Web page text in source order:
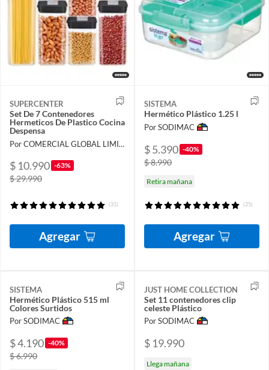
SUPERCENTER
Set De 7 Contenedores
Hermeticos De Plastico Cocina
Despensa
Por COMERCIAL GLOBAL LIMITADA
$ 10.990 -63%
$ 29.990
(31)
Agregar
SISTEMA
Hermético Plástico 1.25 l
Por SODIMAC
$ 5.390 -40%
$ 8.990
Retira mañana
(25)
Agregar
SISTEMA
Hermético Plástico 515 ml
Colores Surtidos
Por SODIMAC
$ 4.190 -40%
$ 6.990
JUST HOME COLLECTION
Set 11 contenedores clip
celeste Plástico
Por SODIMAC
$ 19.990
Llega mañana